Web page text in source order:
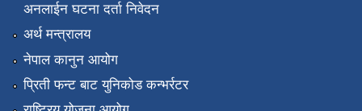
अनलाईन घटना दर्ता निवेदन
अर्थ मन्त्रालय
नेपाल कानुन आयोग
प्रिती फन्ट बाट युनिकोड कन्भर्रटर